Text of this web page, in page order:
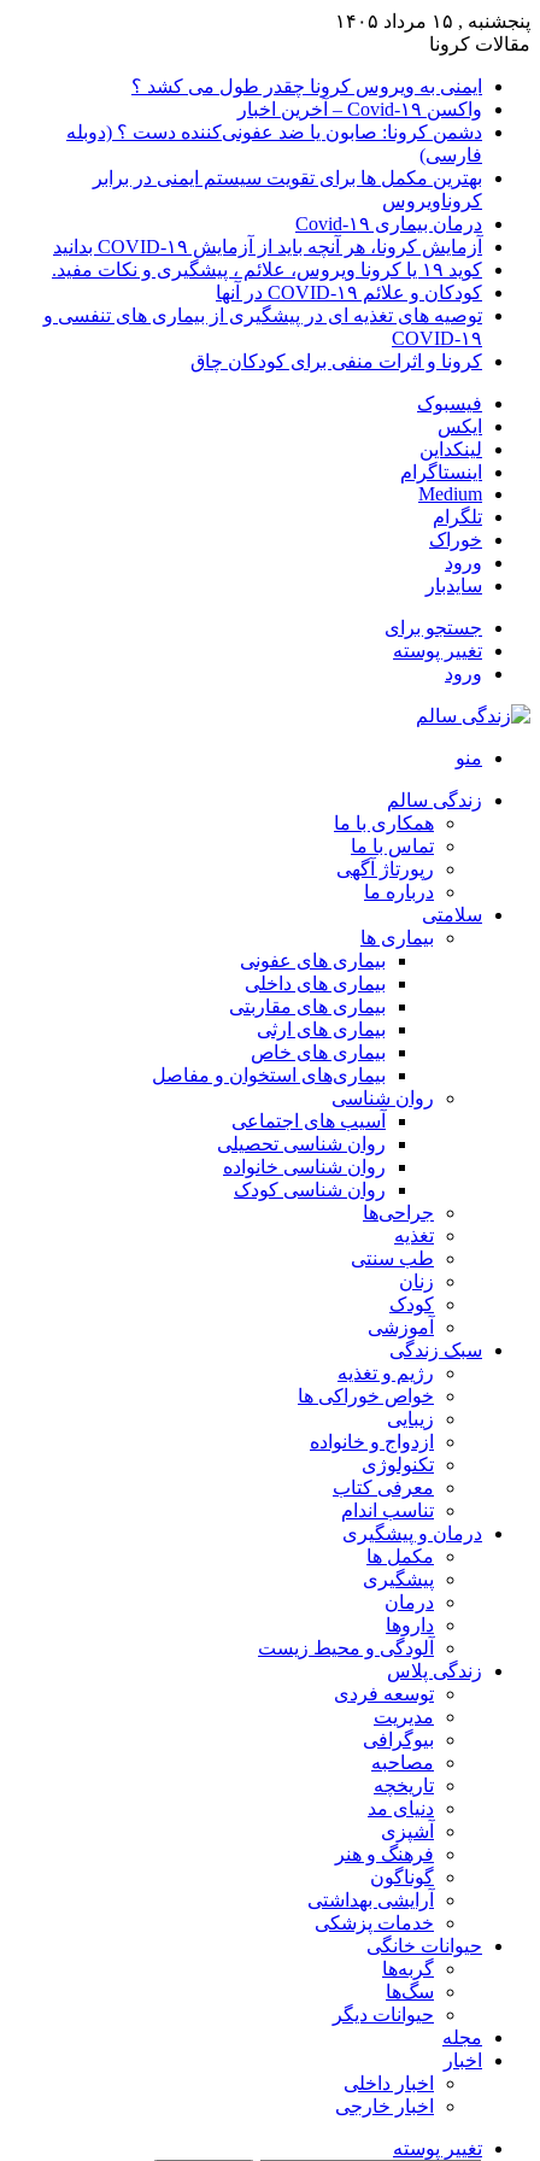
پنجشنبه , ۱۵ مرداد ۱۴۰۵
مقالات کرونا
ایمنی به ویروس کرونا چقدر طول می کشد ؟
واکسن Covid-۱۹ – آخرین اخبار
دشمن کرونا: صابون یا ضد عفونی‌کننده دست ؟ (دوبله
فارسی)
بهترین مکمل ها برای تقویت سیستم ایمنی در برابر
کروناویروس
درمان بیماری Covid-۱۹
آزمایش کرونا، هر آنچه باید از آزمایش COVID-۱۹ بدانید
کوید ۱۹ یا کرونا ویروس، علائم ، پیشگیری و نکات مفید.
کودکان و علائم COVID-۱۹ در آنها
توصیه های تغذیه ای در پیشگیری از بیماری های تنفسی و
COVID-۱۹
کرونا و اثرات منفی برای کودکان چاق
فیسبوک
ایکس
لینکداین
اینستاگرام
Medium
تلگرام
خوراک
ورود
سایدبار
جستجو برای
تغییر پوسته
ورود
منو
زندگی سالم
همکاری با ما
تماس با ما
رپورتاژ آگهی
درباره ما
سلامتی
بیماری ها
بیماری های عفونی
بیماری های داخلی
بیماری های مقاربتی
بیماری های ارثی
بیماری های خاص
بیماری‌های استخوان و مفاصل
روان شناسی
آسیب های اجتماعی
روان شناسی تحصیلی
روان شناسی خانواده
روان شناسی کودک
جراحی‌ها
تغذیه
طب سنتی
زنان
کودک
آموزشی
سبک زندگی
رژیم و تغذیه
خواص خوراکی ها
زیبایی
ازدواج و خانواده
تکنولوژی
معرفی کتاب
تناسب اندام
درمان و پیشگیری
مکمل ها
پیشگیری
درمان
داروها
آلودگی و محیط زیست
زندگی پلاس
توسعه فردی
مدیریت
بیوگرافی
مصاحبه
تاریخچه
دنیای مد
آشپزی
فرهنگ و هنر
گوناگون
آرایشی بهداشتی
خدمات پزشکی
حیوانات خانگی
گربه‌ها
سگ‌ها
حیوانات دیگر
مجله
اخبار
اخبار داخلی
اخبار خارجی
تغییر پوسته